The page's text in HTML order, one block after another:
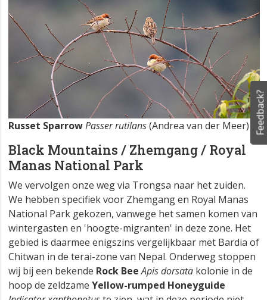
Russet SparrowPasser rutilans(Andrea van der Meer)
Black Mountains / Zhemgang / Royal
Manas National Park
We vervolgen onze weg via Trongsa naar het zuiden.
We hebben specifiek voor Zhemgang en Royal Manas
National Park gekozen, vanwege het samen komen van
wintergasten en 'hoogte-migranten' in deze zone. Het
gebied is daarmee enigszins vergelijkbaar met Bardia of
Chitwan in de terai-zone van Nepal. Onderweg stoppen
wij bij een bekende Rock Bee Apis dorsata kolonie in de
hoop de zeldzame Yellow-rumped Honeyguide
Feedback?